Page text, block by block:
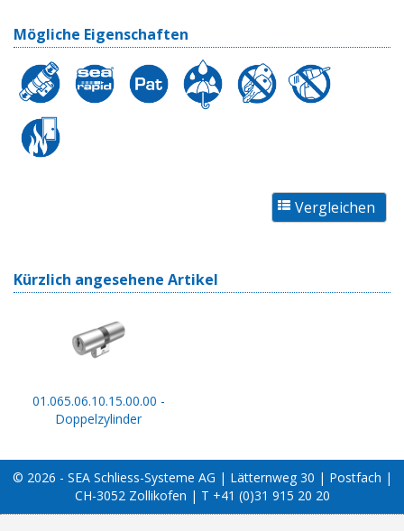
Mögliche Eigenschaften
Kürzlich angesehene Artikel
01.065.06.10.15.00.00 -
Doppelzylinder
© 2026 - SEA Schliess-Systeme AG | Lätternweg 30 | Postfach |
CH-3052 Zollikofen | T +41 (0)31 915 20 20